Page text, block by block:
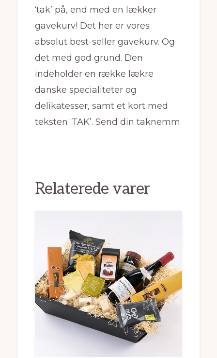
‘tak’ på, end med en lækker
gavekurv! Det her er vores
absolut best-seller gavekurv. Og
det med god grund. Den
indeholder en række lækre
danske specialiteter og
delikatesser, samt et kort med
teksten ‘TAK’. Send din taknemm
Relaterede varer